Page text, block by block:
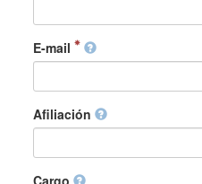
E-mail
Afiliación
Cargo